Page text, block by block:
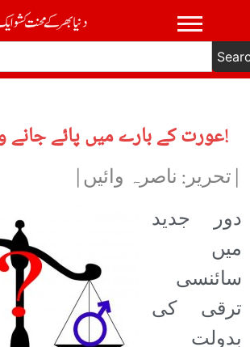
عورت کے بارے میں پائے جانے والے چند مغالطے!
|تحریر: ناصرہ وائیں|
دور جدید
میں
سائنسی
ترقی کی
بدولت